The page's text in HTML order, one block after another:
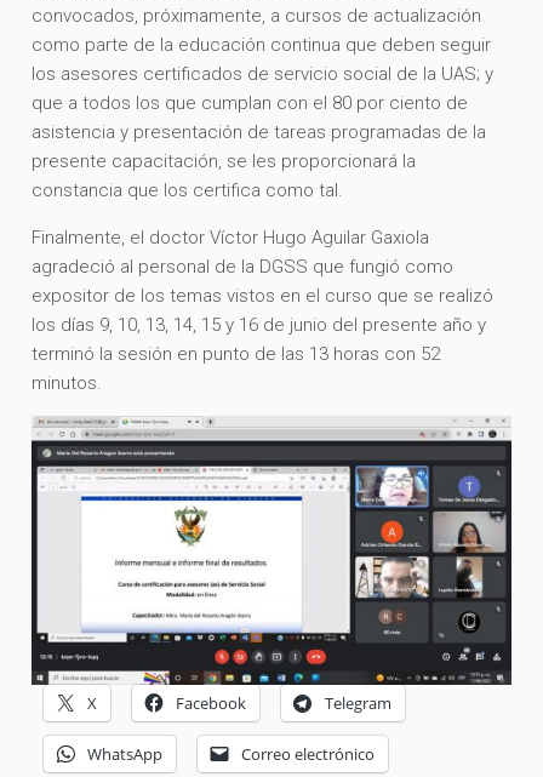
convocados, próximamente, a cursos de actualización
como parte de la educación continua que deben seguir
los asesores certificados de servicio social de la UAS; y
que a todos los que cumplan con el 80 por ciento de
asistencia y presentación de tareas programadas de la
presente capacitación, se les proporcionará la
constancia que los certifica como tal.
Finalmente, el doctor Víctor Hugo Aguilar Gaxiola
agradeció al personal de la DGSS que fungió como
expositor de los temas vistos en el curso que se realizó
los días 9, 10, 13, 14, 15 y 16 de junio del presente año y
terminó la sesión en punto de las 13 horas con 52
minutos.
X Facebook Telegram
WhatsApp Correo electrónico